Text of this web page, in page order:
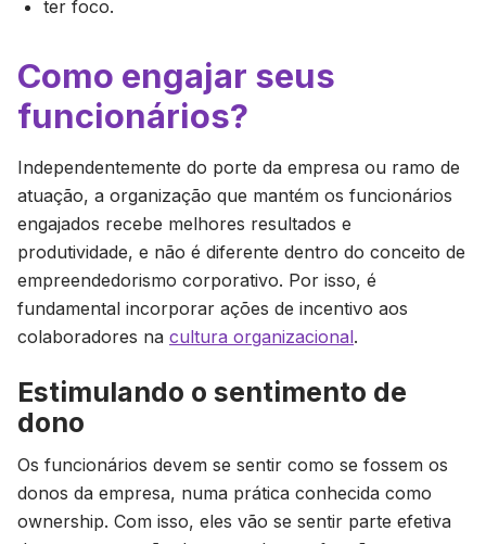
ter foco.
Como engajar seus
funcionários?
Independentemente do porte da empresa ou ramo de
atuação, a organização que mantém os funcionários
engajados recebe melhores resultados e
produtividade, e não é diferente dentro do conceito de
empreendedorismo corporativo. Por isso, é
fundamental incorporar ações de incentivo aos
colaboradores na cultura organizacional.
Estimulando o sentimento de
dono
Os funcionários devem se sentir como se fossem os
donos da empresa, numa prática conhecida como
ownership. Com isso, eles vão se sentir parte efetiva